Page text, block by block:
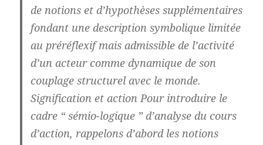
de notions et d’hypothèses supplémentaires
fondant une description symbolique limitée
au préréflexif mais admissible de l’activité
d’un acteur comme dynamique de son
couplage structurel avec le monde.
Signification et action Pour introduire le
cadre “ sémio-logique ” d’analyse du cours
d’action, rappelons d’abord les notions